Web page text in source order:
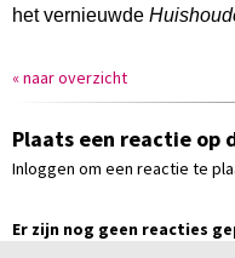
het vernieuwde
« naar overzicht
Plaats een reactie op
Inloggen om een reactie te
Er zijn nog geen reacties